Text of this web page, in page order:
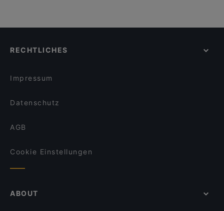
RECHTLICHES
Impressum
Datenschutz
AGB
Cookie Einstellungen
ABOUT